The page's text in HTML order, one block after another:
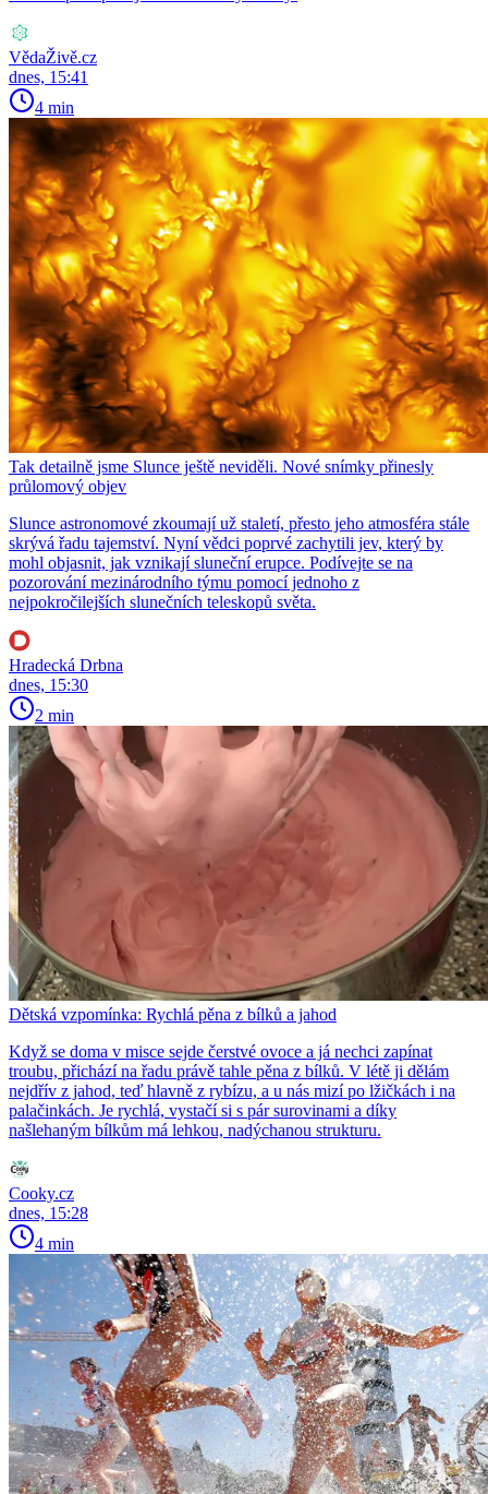
VědaŽivě.cz
dnes, 15:41
4 min
Tak detailně jsme Slunce ještě neviděli. Nové snímky přinesly
průlomový objev
Slunce astronomové zkoumají už staletí, přesto jeho atmosféra stále
skrývá řadu tajemství. Nyní vědci poprvé zachytili jev, který by
mohl objasnit, jak vznikají sluneční erupce. Podívejte se na
pozorování mezinárodního týmu pomocí jednoho z
nejpokročilejších slunečních teleskopů světa.
Hradecká Drbna
dnes, 15:30
2 min
Dětská vzpomínka: Rychlá pěna z bílků a jahod
Když se doma v misce sejde čerstvé ovoce a já nechci zapínat
troubu, přichází na řadu právě tahle pěna z bílků. V létě ji dělám
nejdřív z jahod, teď hlavně z rybízu, a u nás mizí po lžičkách i na
palačinkách. Je rychlá, vystačí si s pár surovinami a díky
našlehaným bílkům má lehkou, nadýchanou strukturu.
Cooky.cz
dnes, 15:28
4 min